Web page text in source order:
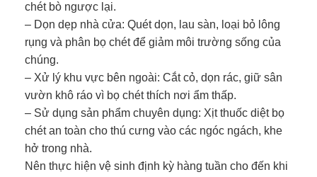
chét bò ngược lại.
– Dọn dẹp nhà cửa: Quét dọn, lau sàn, loại bỏ lông
rụng và phân bọ chét để giảm môi trường sống của
chúng.
– Xử lý khu vực bên ngoài: Cắt cỏ, dọn rác, giữ sân
vườn khô ráo vì bọ chét thích nơi ẩm thấp.
– Sử dụng sản phẩm chuyên dụng: Xịt thuốc diệt bọ
chét an toàn cho thú cưng vào các ngóc ngách, khe
hở trong nhà.
Nên thực hiện vệ sinh định kỳ hàng tuần cho đến khi